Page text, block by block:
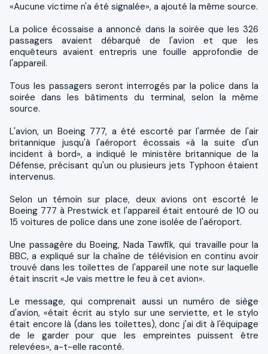
«Aucune victime n'a été signalée», a ajouté la même source.
La police écossaise a annoncé dans la soirée que les 326
passagers avaient débarqué de l'avion et que les
enquêteurs avaient entrepris une fouille approfondie de
l'appareil.
Tous les passagers seront interrogés par la police dans la
soirée dans les bâtiments du terminal, selon la même
source.
L'avion, un Boeing 777, a été escorté par l'armée de l'air
britannique jusqu'à l'aéroport écossais «à la suite d'un
incident à bord», a indiqué le ministère britannique de la
Défense, précisant qu'un ou plusieurs jets Typhoon étaient
intervenus.
Selon un témoin sur place, deux avions ont escorté le
Boeing 777 à Prestwick et l'appareil était entouré de 10 ou
15 voitures de police dans une zone isolée de l'aéroport.
Une passagère du Boeing, Nada Tawfik, qui travaille pour la
BBC, a expliqué sur la chaîne de télévision en continu avoir
trouvé dans les toilettes de l'appareil une note sur laquelle
était inscrit «Je vais mettre le feu à cet avion».
Le message, qui comprenait aussi un numéro de siège
d'avion, «était écrit au stylo sur une serviette, et le stylo
était encore là (dans les toilettes), donc j'ai dit à l'équipage
de le garder pour que les empreintes puissent être
relevées», a-t-elle raconté.